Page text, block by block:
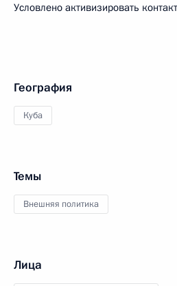
Условлено активизировать
География
Куба
Темы
Внешняя политика
Лица